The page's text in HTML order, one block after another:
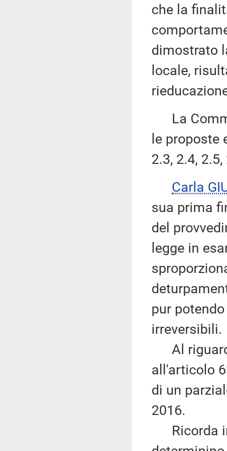
che la
dimostrato
locale,
La
le proposte
2.3, 2.4,
Carla
sua prima
del
legge in
pur
irreversibili.
Al
all'articolo
di un
2016.
Ricorda